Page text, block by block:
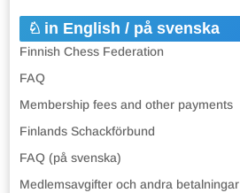
in English / på svenska
Finnish Chess Federation
FAQ
Membership fees and other payments
Finlands Schackförbund
FAQ (på svenska)
Medlemsavgifter och andra betalningar